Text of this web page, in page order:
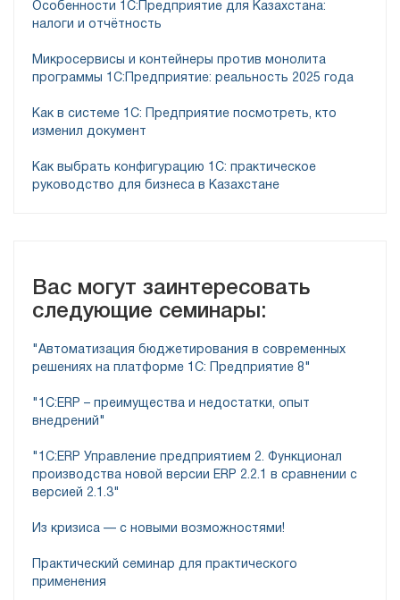
Особенности 1С:Предприятие для Казахстана:
налоги и отчётность
Микросервисы и контейнеры против монолита
программы 1C:Предприятие: реальность 2025 года
Как в системе 1C: Предприятие посмотреть, кто
изменил документ
Как выбрать конфигурацию 1С: практическое
руководство для бизнеса в Казахстане
Вас могут заинтересовать
следующие семинары:
"Автоматизация бюджетирования в современных
решениях на платформе 1С: Предприятие 8"
"1C:ERP – преимущества и недостатки, опыт
внедрений"
"1С:ERP Управление предприятием 2. Функционал
производства новой версии ERP 2.2.1 в сравнении с
версией 2.1.3"
Из кризиса — с новыми возможностями!
Практический семинар для практического
применения